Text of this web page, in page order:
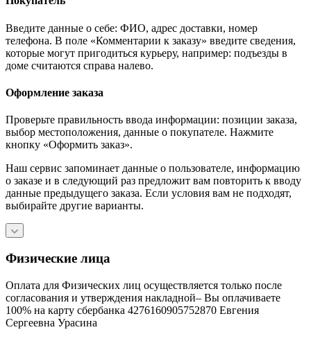
Введите данные о себе: ФИО, адрес доставки, номер
телефона. В поле «Комментарии к заказу» введите сведения,
которые могут пригодиться курьеру, например: подъезды в
доме считаются справа налево.
Оформление заказа
Проверьте правильность ввода информации: позиции заказа,
выбор местоположения, данные о покупателе. Нажмите
кнопку «Оформить заказ».
Наш сервис запоминает данные о пользователе, информацию
о заказе и в следующий раз предложит вам повторить к вводу
данные предыдущего заказа. Если условия вам не подходят,
выбирайте другие варианты.
Физические лица
Оплата для Физических лиц осуществляется только после
согласования и утверждения накладной– Вы оплачиваете
100% на карту сбербанка 4276160905752870 Евгения
Сергеевна Урасина